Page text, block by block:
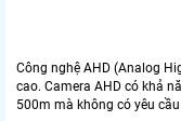
Công nghệ AHD (Analog
cao. Camera AHD có khả
500m mà không có yêu